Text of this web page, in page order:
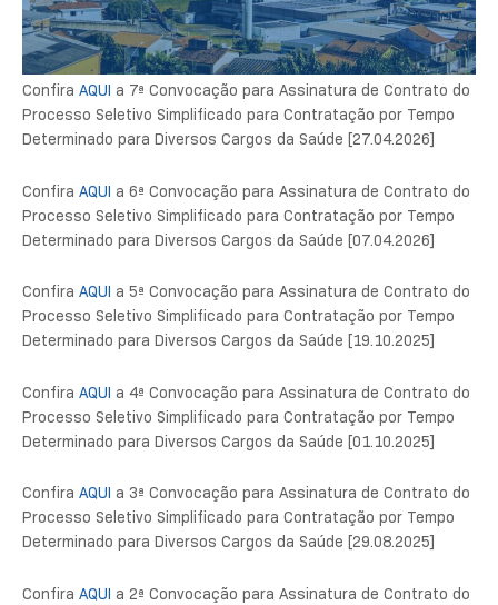
Confira AQUI a 7ª Convocação para Assinatura de Contrato do
Processo Seletivo Simplificado para Contratação por Tempo
Determinado para Diversos Cargos da Saúde [27.04.2026]
Confira AQUI a 6ª Convocação para Assinatura de Contrato do
Processo Seletivo Simplificado para Contratação por Tempo
Determinado para Diversos Cargos da Saúde [07.04.2026]
Confira AQUI a 5ª Convocação para Assinatura de Contrato do
Processo Seletivo Simplificado para Contratação por Tempo
Determinado para Diversos Cargos da Saúde [19.10.2025]
Confira AQUI a 4ª Convocação para Assinatura de Contrato do
Processo Seletivo Simplificado para Contratação por Tempo
Determinado para Diversos Cargos da Saúde [01.10.2025]
Confira AQUI a 3ª Convocação para Assinatura de Contrato do
Processo Seletivo Simplificado para Contratação por Tempo
Determinado para Diversos Cargos da Saúde [29.08.2025]
Confira AQUI a 2ª Convocação para Assinatura de Contrato do